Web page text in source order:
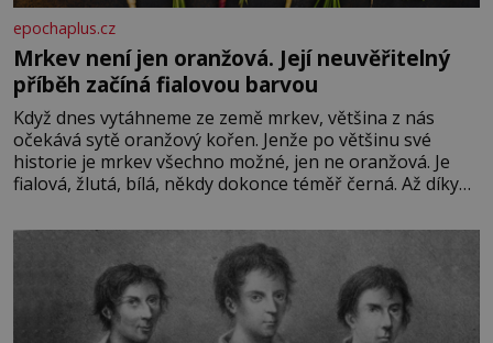
epochaplus.cz
Mrkev není jen oranžová. Její neuvěřitelný
příběh začíná fialovou barvou
Když dnes vytáhneme ze země mrkev, většina z nás
očekává sytě oranžový kořen. Jenže po většinu své
historie je mrkev všechno možné, jen ne oranžová. Je
fialová, žlutá, bílá, někdy dokonce téměř černá. Až díky
bez které si českou zahradu ani nedokážeme představit.